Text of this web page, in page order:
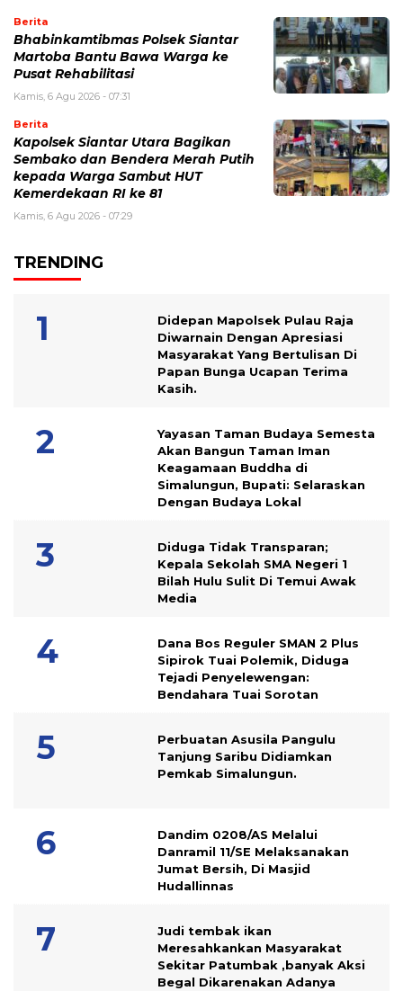
Berita
Bhabinkamtibmas Polsek Siantar
Martoba Bantu Bawa Warga ke
Pusat Rehabilitasi
Kamis, 6 Agu 2026 - 07:31
Berita
Kapolsek Siantar Utara Bagikan
Sembako dan Bendera Merah Putih
kepada Warga Sambut HUT
Kemerdekaan RI ke 81
Kamis, 6 Agu 2026 - 07:29
TRENDING
Didepan Mapolsek Pulau Raja
Diwarnain Dengan Apresiasi
Masyarakat Yang Bertulisan Di
Papan Bunga Ucapan Terima
Kasih.
Yayasan Taman Budaya Semesta
Akan Bangun Taman Iman
Keagamaan Buddha di
Simalungun, Bupati: Selaraskan
Dengan Budaya Lokal
Diduga Tidak Transparan;
Kepala Sekolah SMA Negeri 1
Bilah Hulu Sulit Di Temui Awak
Media
Dana Bos Reguler SMAN 2 Plus
Sipirok Tuai Polemik, Diduga
Tejadi Penyelewengan:
Bendahara Tuai Sorotan
Perbuatan Asusila Pangulu
Tanjung Saribu Didiamkan
Pemkab Simalungun.
Dandim 0208/AS Melalui
Danramil 11/SE Melaksanakan
Jumat Bersih, Di Masjid
Hudallinnas
Judi tembak ikan
Meresahkankan Masyarakat
Sekitar Patumbak ,banyak Aksi
Begal Dikarenakan Adanya